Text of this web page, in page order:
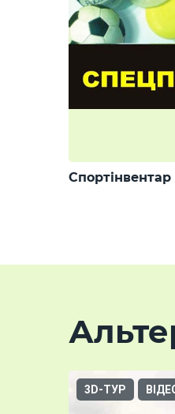
Спортінвентар
3D-ТУР